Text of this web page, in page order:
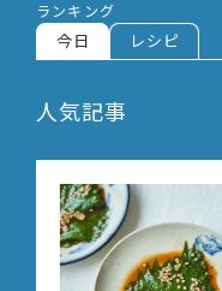
ランキング
今日 レシピ
人気記事